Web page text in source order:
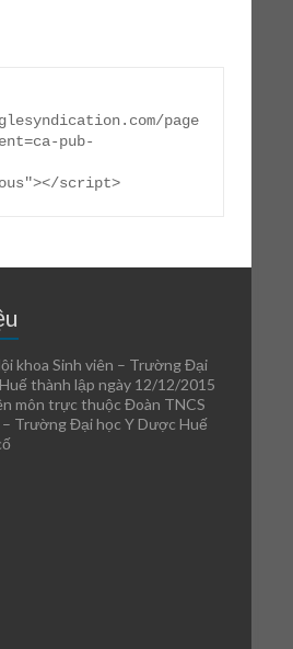
page
pub-
script>
khoa Sinh viên – Trường Đại
thành lập ngày 12/12/2015
môn trực thuộc Đoàn TNCS
Trường Đại học Y Dược Huế